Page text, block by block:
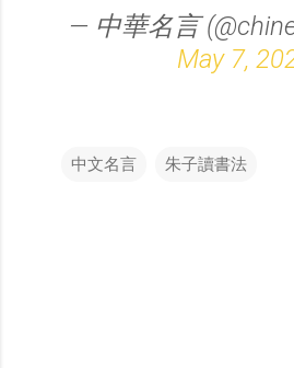
— 中華名言
May 7,
中文名言 朱子讀書法